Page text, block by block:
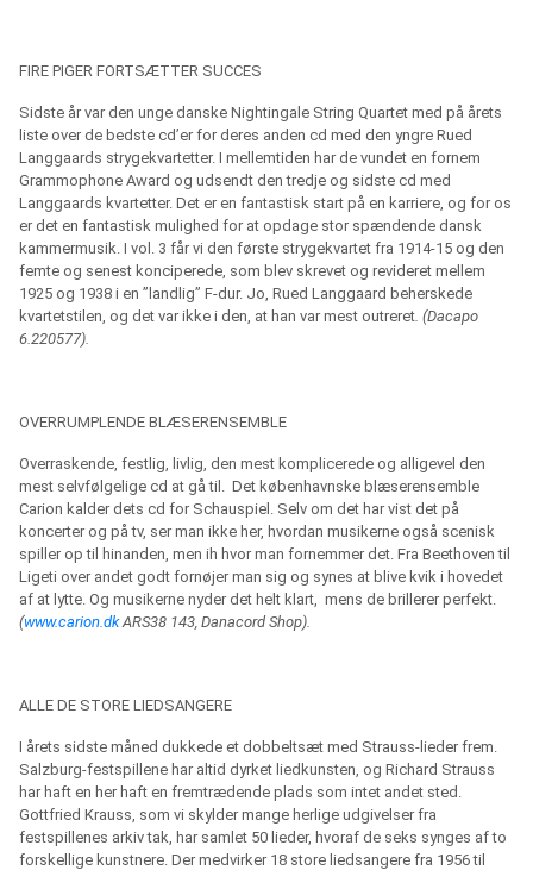
FIRE PIGER FORTSÆTTER SUCCES
Sidste år var den unge danske Nightingale String Quartet med på årets
liste over de bedste cd’er for deres anden cd med den yngre Rued
Langgaards strygekvartetter. I mellemtiden har de vundet en fornem
Grammophone Award og udsendt den tredje og sidste cd med
Langgaards kvartetter. Det er en fantastisk start på en karriere, og for os
er det en fantastisk mulighed for at opdage stor spændende dansk
kammermusik. I vol. 3 får vi den første strygekvartet fra 1914-15 og den
femte og senest konciperede, som blev skrevet og revideret mellem
1925 og 1938 i en ”landlig” F-dur. Jo, Rued Langgaard beherskede
kvartetstilen, og det var ikke i den, at han var mest outreret . (Dacapo
6.220577).
OVERRUMPLENDE BLÆSERENSEMBLE
Overraskende, festlig, livlig, den mest komplicerede og alligevel den
mest selvfølgelige cd at gå til.
Det københavnske blæserensemble
Carion kalder dets cd for Schauspiel. Selv om det har vist det på
koncerter og på tv, ser man ikke her, hvordan musikerne også scenisk
spiller op til hinanden, men ih hvor man fornemmer det. Fra Beethoven til
Ligeti over andet godt fornøjer man sig og synes at blive kvik i hovedet
af at lytte. Og musikerne nyder det helt klart, mens de brillerer perfekt.
(www.carion.dkARS38 143, Danacord Shop).
ALLE DE STORE LIEDSANGERE
I årets sidste måned dukkede et dobbeltsæt med Strauss-lieder frem.
Salzburg-festspillene har altid dyrket liedkunsten, og Richard Strauss
har haft en her haft en fremtrædende plads som intet andet sted.
Gottfried Krauss, som vi skylder mange herlige udgivelser fra
festspillenes arkiv tak, har samlet 50 lieder, hvoraf de seks synges af to
forskellige kunstnere. Der medvirker 18 store liedsangere fra 1956 til